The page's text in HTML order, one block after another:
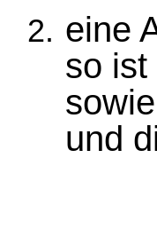
eine
so ist
und